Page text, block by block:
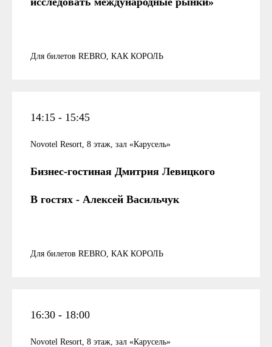
Для билетов REBRO, КАК КОРОЛЬ
14:15 - 15:45
Novotel Resort, 8 этаж, зал «Карусель»
Бизнес-гостиная Дмитрия Левицкого
В гостях - Алексей Васильчук
Для билетов REBRO, КАК КОРОЛЬ
16:30 - 18:00
Novotel Resort, 8 этаж, зал «Карусель»